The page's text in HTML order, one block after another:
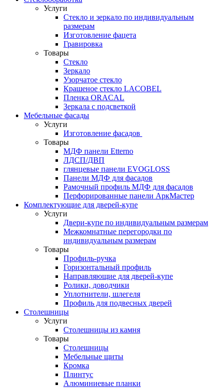
Услуги
Стекло и зеркало по индивидуальным
размерам
Изготовление фацета
Гравировка
Товары
Стекло
Зеркало
Узорчатое стекло
Крашеное стекло LACOBEL
Пленка ORACAL
Зеркала с подсветкой
Мебельные фасады
Услуги
Изготовление фасадов
Товары
МДФ панели Etterno
ЛДСП/ДВП
глянцевые панели EVOGLOSS
Панели МДФ для фасадов
Рамочный профиль МДФ для фасадов
Перфорированные панели АркМастер
Комплектующие для дверей-купе
Услуги
Двери-купе по индивидуальным размерам
Межкомнатные перегородки по
индивидуальным размерам
Товары
Профиль-ручка
Горизонтальный профиль
Направляющие для дверей-купе
Ролики, доводчики
Уплотнители, шлегеля
Профиль для подвесных дверей
Столешницы
Услуги
Столешницы из камня
Товары
Столешницы
Мебельные щиты
Кромка
Плинтус
Алюминиевые планки